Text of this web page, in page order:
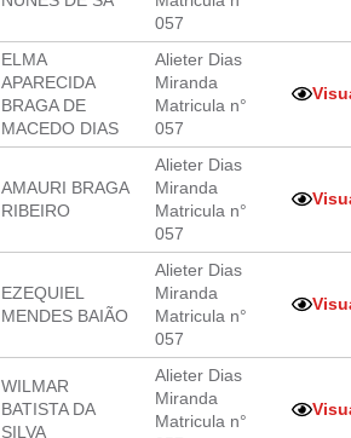
057
ELMA
APARECIDA
BRAGA DE
MACEDO DIAS
Alieter Dias
Miranda
Matricula n°
057
AMAURI BRAGA
RIBEIRO
Alieter Dias
Miranda
Matricula n°
057
EZEQUIEL
MENDES BAIÃO
Alieter Dias
Miranda
Matricula n°
057
WILMAR
BATISTA DA
SILVA
Alieter Dias
Miranda
Matricula n°